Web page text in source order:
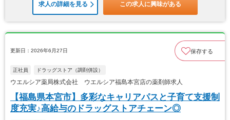
求人の詳細を見る この求人に興味がある
更新日：2026年6月27日 保存する
正社員 ドラッグストア（調剤併設）
ウエルシア薬局株式会社 ウエルシア福島本宮店の薬剤師求人
【福島県本宮市】多彩なキャリアパスと子育て支援制
度充実♪高給与のドラッグストアチェーン◎